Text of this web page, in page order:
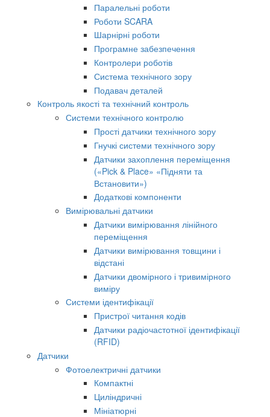
Паралельні роботи
Роботи SCARA
Шарнірні роботи
Програмне забезпечення
Контролери роботів
Система технічного зору
Подавач деталей
Контроль якості та технічний контроль
Системи технічного контролю
Прості датчики технічного зору
Гнучкі системи технічного зору
Датчики захоплення переміщення
(«Pick & Place» «Підняти та
Встановити»)
Додаткові компоненти
Вимірювальні датчики
Датчики вимірювання лінійного
переміщення
Датчики вимірювання товщини і
відстані
Датчики двомірного і тривимірного
виміру
Системи ідентифікації
Пристрої читання кодів
Датчики радіочастотної ідентифікації
(RFID)
Датчики
Фотоелектричні датчики
Компактні
Циліндричні
Мініатюрні